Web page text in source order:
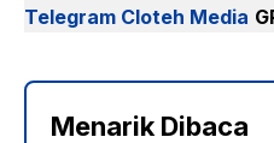
Telegram Cloteh Media
Menarik Dibaca